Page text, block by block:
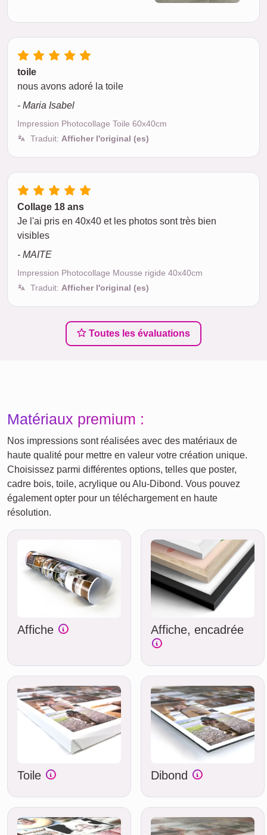
toile
nous avons adoré la toile
- Maria Isabel
Impression Photocollage Toile 60x40cm
Traduit: Afficher l'original (es)
Collage 18 ans
Je l'ai pris en 40x40 et les photos sont très bien
visibles
- MAITE
Impression Photocollage Mousse rigide 40x40cm
Traduit: Afficher l'original (es)
Toutes les évaluations
Matériaux premium :
Nos impressions sont réalisées avec des matériaux de
haute qualité pour mettre en valeur votre création unique.
Choisissez parmi différentes options, telles que poster,
cadre bois, toile, acrylique ou Alu-Dibond. Vous pouvez
également opter pour un téléchargement en haute
résolution.
Affiche Affiche, encadrée
Toile Dibond